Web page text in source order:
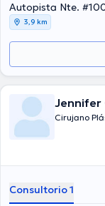
Autopista Nte.
Suba3,9 km
Jennifer
Cirujano
Consultorio 1